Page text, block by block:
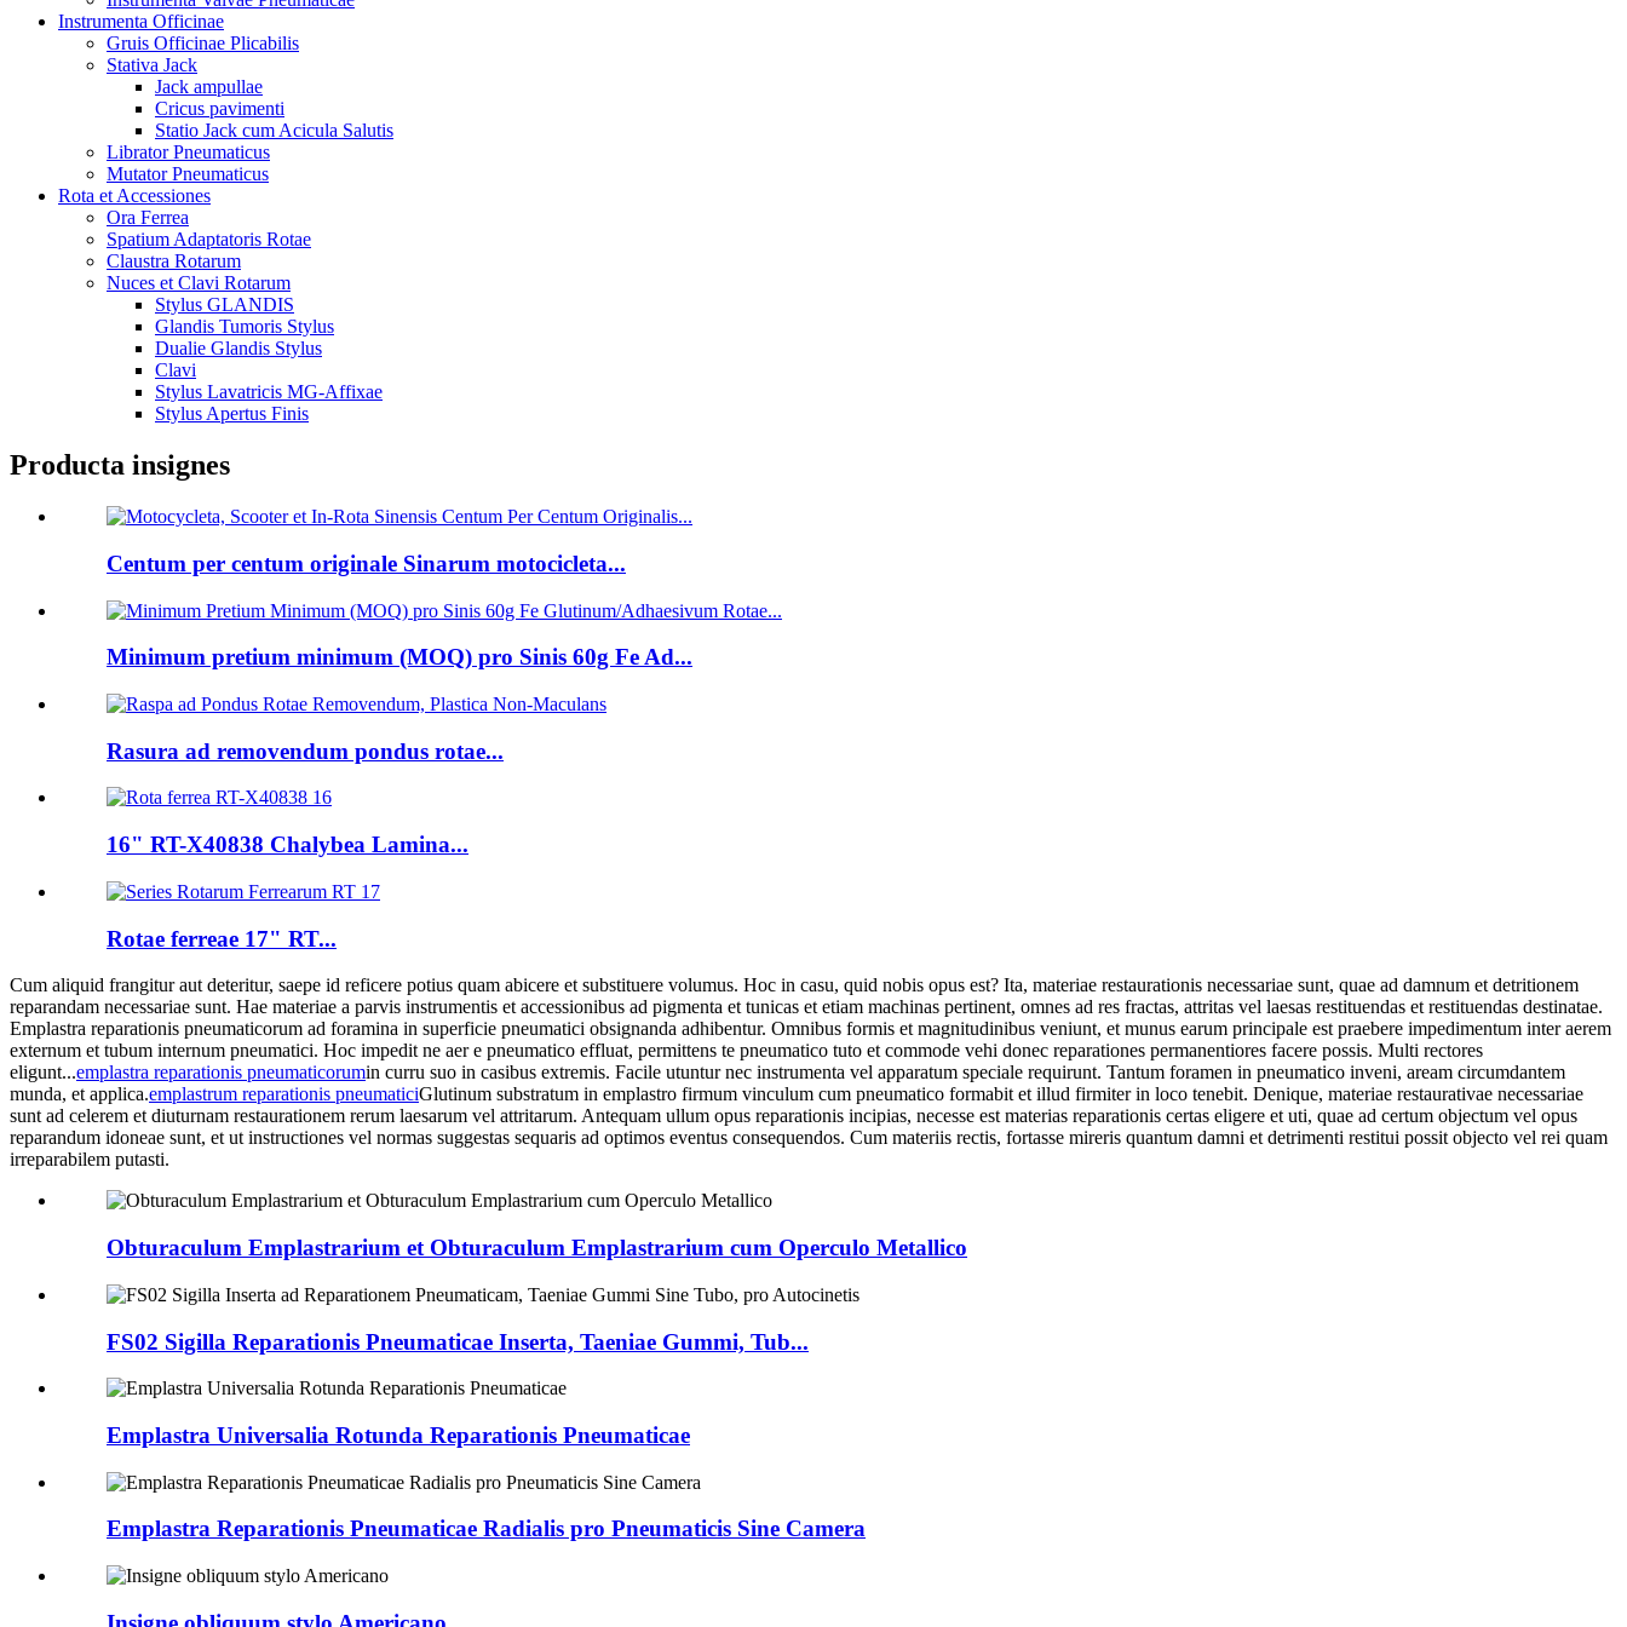
Instrumenta Officinae
Gruis Officinae Plicabilis
Stativa Jack
Jack ampullae
Cricus pavimenti
Statio Jack cum Acicula Salutis
Librator Pneumaticus
Mutator Pneumaticus
Rota et Accessiones
Ora Ferrea
Spatium Adaptatoris Rotae
Claustra Rotarum
Nuces et Clavi Rotarum
Stylus GLANDIS
Glandis Tumoris Stylus
Dualie Glandis Stylus
Clavi
Stylus Lavatricis MG-Affixae
Stylus Apertus Finis
Producta insignes
Centum per centum originale Sinarum motocicleta...
Minimum pretium minimum (MOQ) pro Sinis 60g Fe Ad...
Rasura ad removendum pondus rotae...
16" RT-X40838 Chalybea Lamina...
Rotae ferreae 17" RT...
Cum aliquid frangitur aut deteritur, saepe id reficere potius quam abicere et substituere volumus. Hoc in casu, quid nobis opus est? Ita, materiae restaurationis necessariae sunt, quae ad damnum et detritionem
reparandam necessariae sunt. Hae materiae a parvis instrumentis et accessionibus ad pigmenta et tunicas et etiam machinas pertinent, omnes ad res fractas, attritas vel laesas restituendas et restituendas destinatae.
Emplastra reparationis pneumaticorum ad foramina in superficie pneumatici obsignanda adhibentur. Omnibus formis et magnitudinibus veniunt, et munus earum principale est praebere impedimentum inter aerem
externum et tubum internum pneumatici. Hoc impedit ne aer e pneumatico effluat, permittens te pneumatico tuto et commode vehi donec reparationes permanentiores facere possis. Multi rectores
eligunt...emplastra reparationis pneumaticorumin curru suo in casibus extremis. Facile utuntur nec instrumenta vel apparatum speciale requirunt. Tantum foramen in pneumatico inveni, aream circumdantem
munda, et applica.emplastrum reparationis pneumaticiGlutinum substratum in emplastro firmum vinculum cum pneumatico formabit et illud firmiter in loco tenebit. Denique, materiae restaurativae necessariae
sunt ad celerem et diuturnam restaurationem rerum laesarum vel attritarum. Antequam ullum opus reparationis incipias, necesse est materias reparationis certas eligere et uti, quae ad certum objectum vel opus
reparandum idoneae sunt, et ut instructiones vel normas suggestas sequaris ad optimos eventus consequendos. Cum materiis rectis, fortasse mireris quantum damni et detrimenti restitui possit objecto vel rei quam
irreparabilem putasti.
Obturaculum Emplastrarium et Obturaculum Emplastrarium cum Operculo Metallico
FS02 Sigilla Reparationis Pneumaticae Inserta, Taeniae Gummi, Tub...
Emplastra Universalia Rotunda Reparationis Pneumaticae
Emplastra Reparationis Pneumaticae Radialis pro Pneumaticis Sine Camera